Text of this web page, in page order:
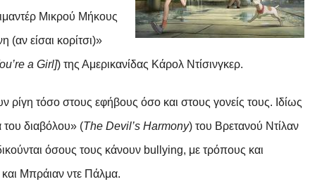
Μικρού Μήκους
(αν είσαι κορίτσι)»
’re a Girl]) της Αμερικανίδας Κάρολ Ντίσινγκερ.
τόσο στους εφήβους όσο και στους γονείς τους. Ιδίως
του διαβόλου» (The Devil’s Harmony) του Βρετανού Ντίλαν
όσους τους κάνουν bullying, με τρόπους και
και Μπράιαν ντε Πάλμα.